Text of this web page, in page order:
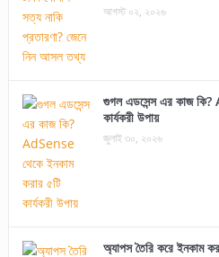
আগস্ট ০২, ২০২৬
গুগল এডসেন্স এর কাজ
কার্যকরী উপায়
জুলাই ৩০, ২০২৬
অ্যাপস তৈরি করে ইনকাম